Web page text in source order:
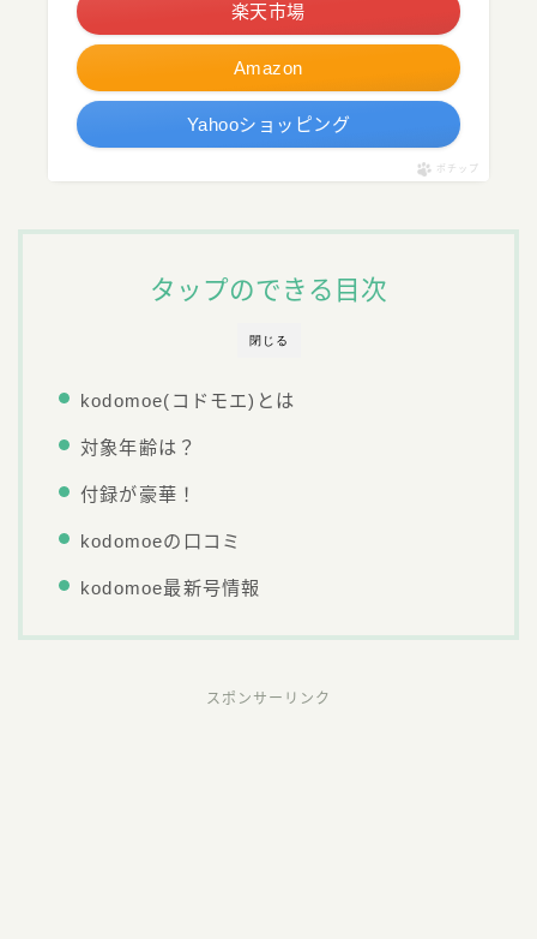
Amazon
楽天市場
Yahooショッピング
ポチップ
閉じる
タップのできる目次
kodomoe(コドモエ)とは
対象年齢は？
付録が豪華！
kodomoeの口コミ
kodomoe最新号情報
スポンサーリンク